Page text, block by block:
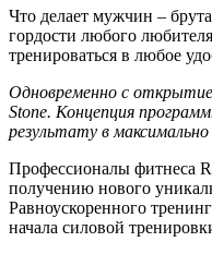
Что делает мужчин –
гордости любого
тренироваться в любое
Одновременно с
Stone. Концепция
результату в
Профессионалы фитнеса
получению нового
Равноускоренного
начала силовой